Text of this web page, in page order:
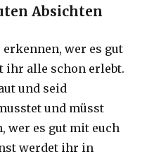
Absichten
wer es gut
ihr alle schon erlebt.
und seid
und müsst
wer es gut mit euch
werdet ihr in